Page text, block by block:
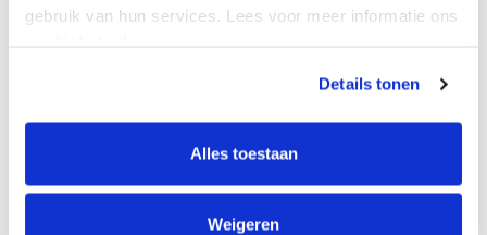
gebruik van hun services. Lees voor meer informatie ons
Details tonen
Alles toestaan
Weigeren
Wat kan de MMENH voor
De MMENH-regeling biedt een kans om met beperkte
investering meer grip te krijgen op je
elektriciteitsverbruik. Subvention helpt je om deze
subsidie strategisch in te zetten binnen jouw project.